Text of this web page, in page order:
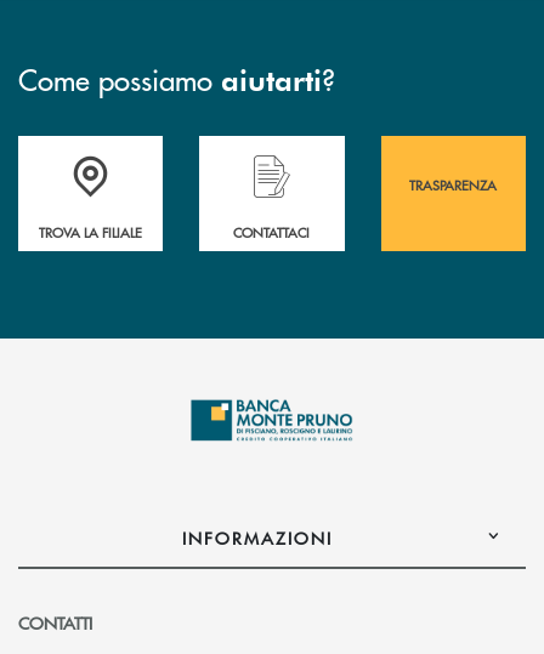
Come possiamo aiutarti?
Accedi all' elenco completo&nbsp; delle&nbsp; filiali&nbsp; di Banca
TROVA LA FILIALE
Hai bisogno di assistenza immediata?
CONTATTACI
TRASPARENZA
INFORMAZIONI
CONTATTI